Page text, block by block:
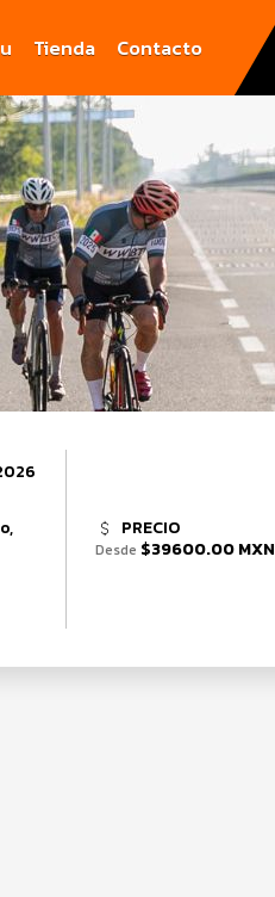
Tienda Contacto
PRECIO
Desde $39600.00 MXN